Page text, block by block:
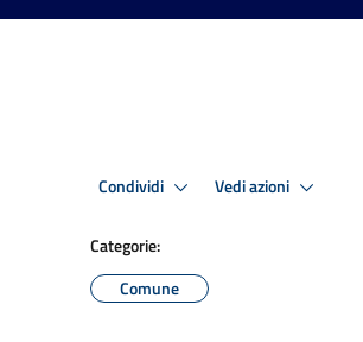
Condividi Vedi azioni
Categorie:
Comune